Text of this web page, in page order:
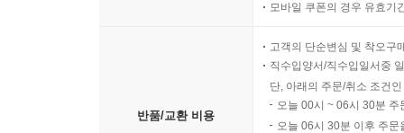
모바일 쿠폰의 경우 유효기
반품/교환 비용
고객의 단순변심 및 착오구
직수입양서/직수입일서중
단, 아래의 주문/취소 조건
오늘 00시 ~ 06시 30분
오늘 06시 30분 이후 주